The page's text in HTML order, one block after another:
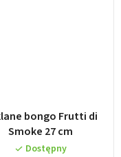
bongo Frutti di
Smoke 27 cm
Dostępny